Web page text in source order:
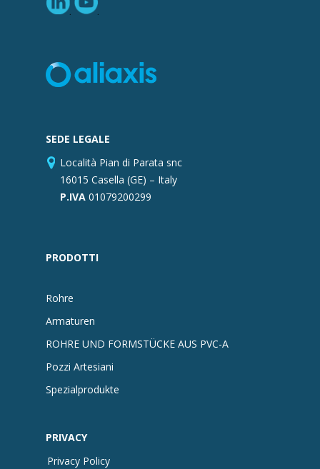
SEDE LEGALE
Località Pian di Parata snc
16015 Casella (GE) – Italy
P.IVA 01079200299
PRODOTTI
Rohre
Armaturen
ROHRE UND FORMSTÜCKE AUS PVC-A
Pozzi Artesiani
Spezialprodukte
PRIVACY
Privacy Policy